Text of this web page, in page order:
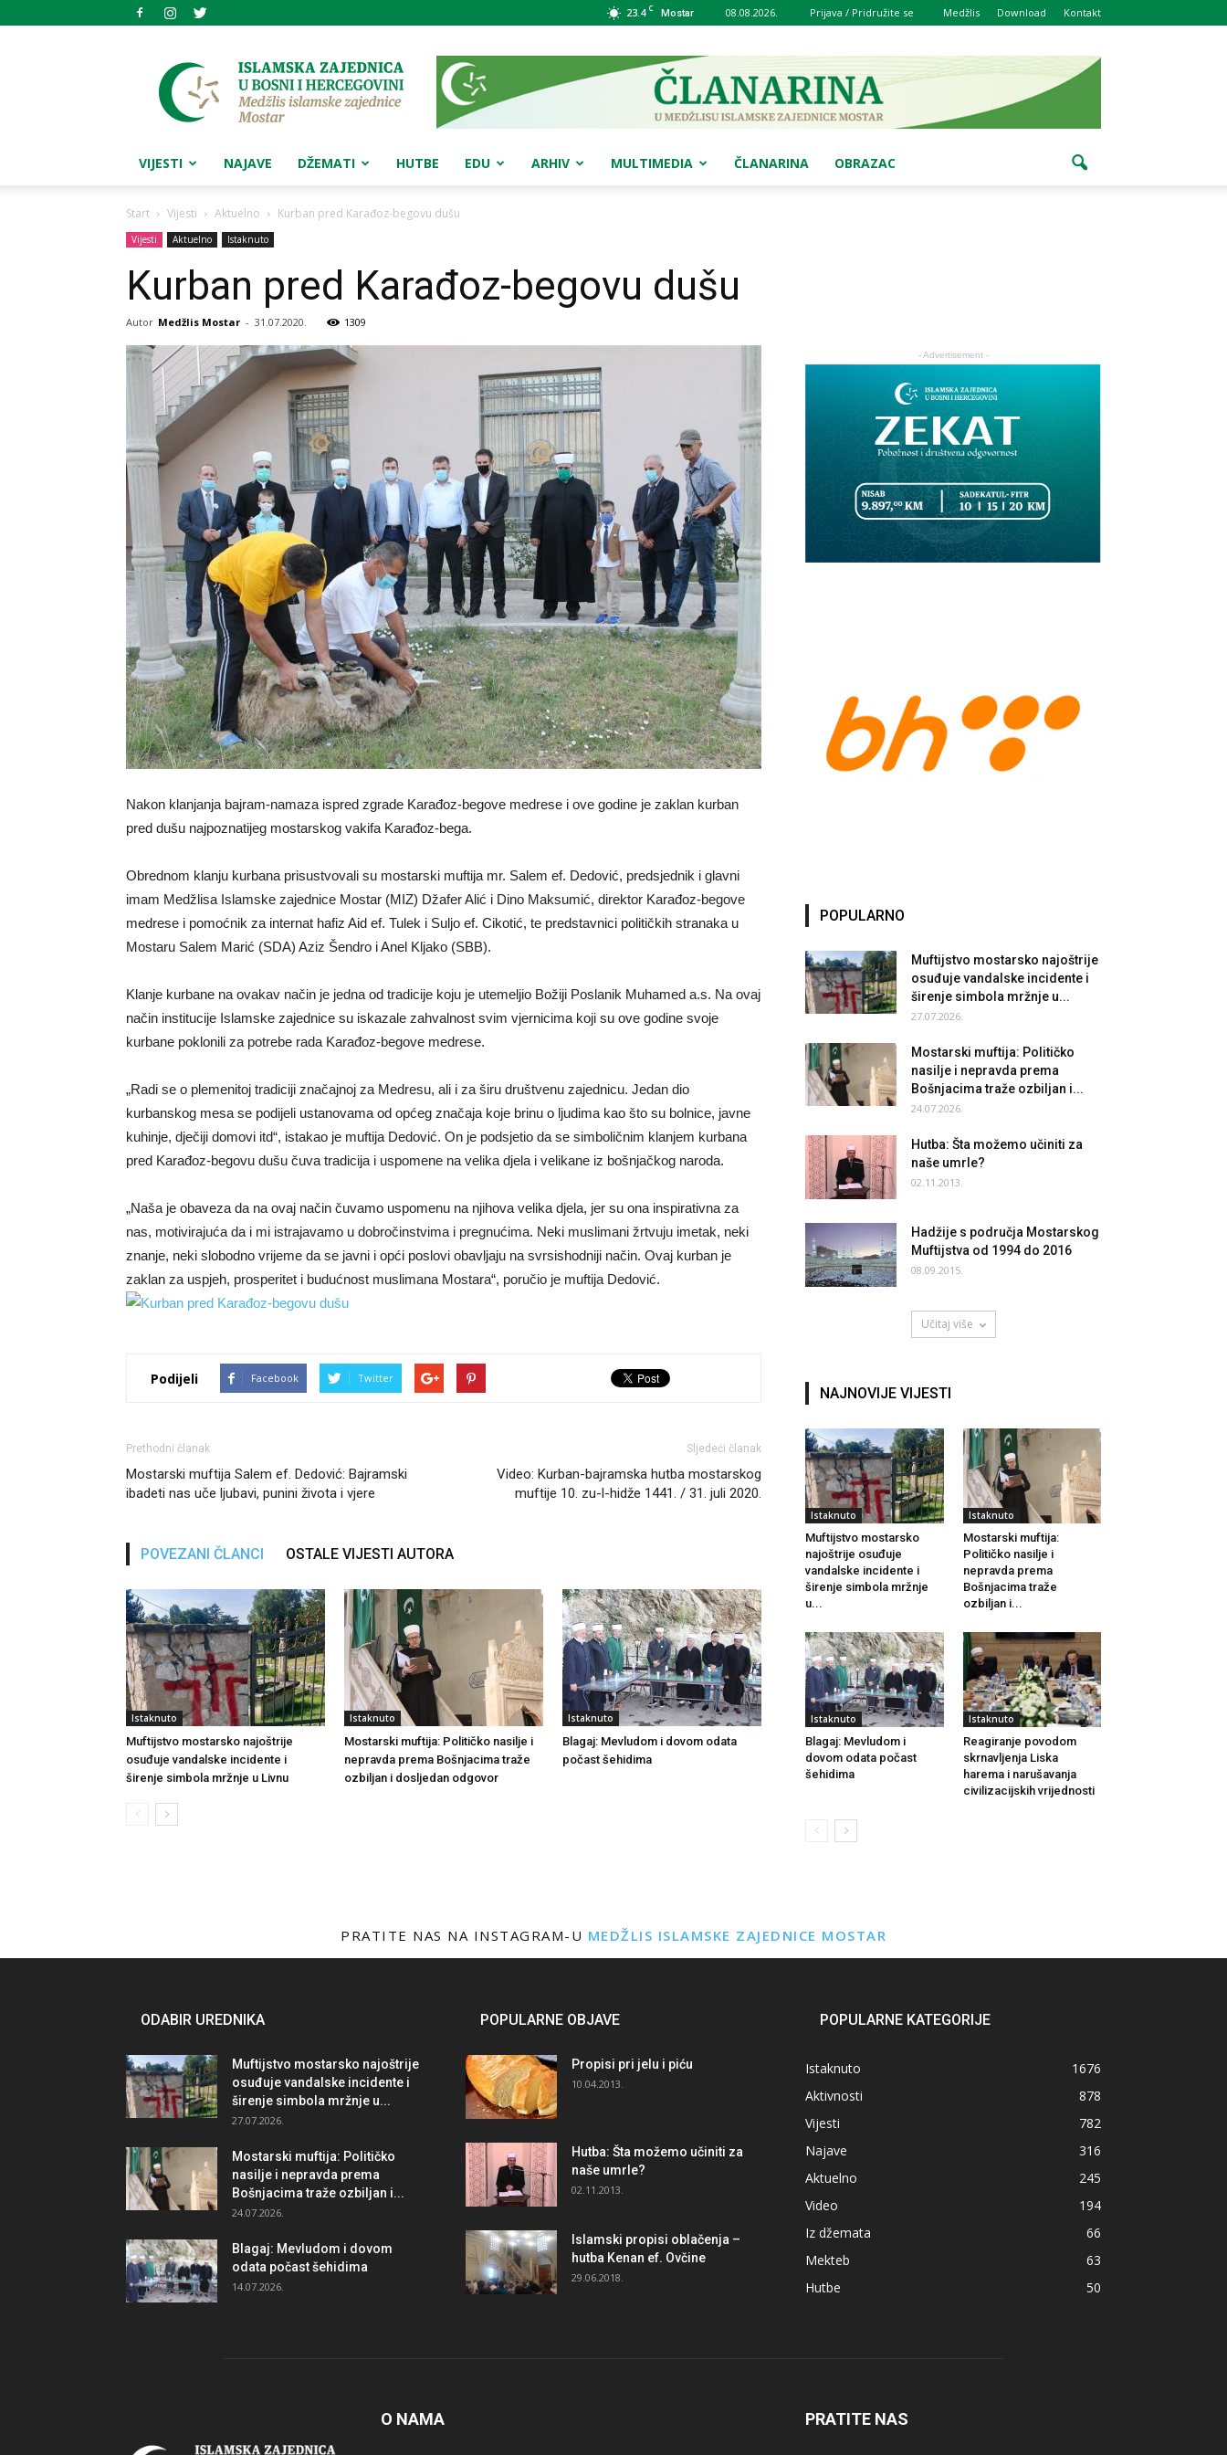
23.4 C Mostar 08.08.2026. Prijava / Pridružite se Medžlis Download Kontakt
Medžlis
islamske
zajednice
Mostar
VIJESTI NAJAVE DŽEMATI HUTBE EDU ARHIV MULTIMEDIA ČLANARINA OBRAZAC
Start Vijesti Aktuelno Kurban pred Karađoz-begovu dušu
Vijesti Aktuelno Istaknuto
Kurban pred Karađoz-begovu dušu
Autor Medžlis Mostar - 31.07.2020. 1309
Nakon klanjanja bajram-namaza ispred zgrade Karađoz-begove medrese i ove godine je zaklan kurban
pred dušu najpoznatijeg mostarskog vakifa Karađoz-bega.
Obrednom klanju kurbana prisustvovali su mostarski muftija mr. Salem ef. Dedović, predsjednik i glavni
imam Medžlisa Islamske zajednice Mostar (MIZ) Džafer Alić i Dino Maksumić, direktor Karađoz-begove
medrese i pomoćnik za internat hafiz Aid ef. Tulek i Suljo ef. Cikotić, te predstavnici političkih stranaka u
Mostaru Salem Marić (SDA) Aziz Šendro i Anel Kljako (SBB).
Klanje kurbane na ovakav način je jedna od tradicije koju je utemeljio Božiji Poslanik Muhamed a.s. Na ovaj
način institucije Islamske zajednice su iskazale zahvalnost svim vjernicima koji su ove godine svoje
kurbane poklonili za potrebe rada Karađoz-begove medrese.
„Radi se o plemenitoj tradiciji značajnoj za Medresu, ali i za širu društvenu zajednicu. Jedan dio
kurbanskog mesa se podijeli ustanovama od općeg značaja koje brinu o ljudima kao što su bolnice, javne
kuhinje, dječiji domovi itd“, istakao je muftija Dedović. On je podsjetio da se simboličnim klanjem kurbana
pred Karađoz-begovu dušu čuva tradicija i uspomene na velika djela i velikane iz bošnjačkog naroda.
„Naša je obaveza da na ovaj način čuvamo uspomenu na njihova velika djela, jer su ona inspirativna za
nas, motivirajuća da i mi istrajavamo u dobročinstvima i pregnućima. Neki muslimani žrtvuju imetak, neki
znanje, neki slobodno vrijeme da se javni i opći poslovi obavljaju na svrsishodniji način. Ovaj kurban je
zaklan za uspjeh, prosperitet i budućnost muslimana Mostara“, poručio je muftija Dedović.
Podijeli Facebook Twitter
Prethodni članak
Mostarski muftija Salem ef. Dedović: Bajramski
ibadeti nas uče ljubavi, punini života i vjere
Sljedeći članak
Video: Kurban-bajramska hutba mostarskog
muftije 10. zu-l-hidže 1441. / 31. juli 2020.
POVEZANI ČLANCI OSTALE VIJESTI AUTORA
Istaknuto
Muftijstvo mostarsko najoštrije
osuđuje vandalske incidente i
širenje simbola mržnje u Livnu
Istaknuto
Mostarski muftija: Političko nasilje i
nepravda prema Bošnjacima traže
ozbiljan i dosljedan odgovor
Istaknuto
Blagaj: Mevludom i dovom odata
počast šehidima
- Advertisement -
POPULARNO
Muftijstvo mostarsko najoštrije
osuđuje vandalske incidente i
širenje simbola mržnje u...
27.07.2026.
Mostarski muftija: Političko
nasilje i nepravda prema
Bošnjacima traže ozbiljan i...
24.07.2026.
Hutba: Šta možemo učiniti za
naše umrle?
02.11.2013.
Hadžije s područja Mostarskog
Muftijstva od 1994 do 2016
08.09.2015.
Učitaj više
NAJNOVIJE VIJESTI
Istaknuto
Muftijstvo mostarsko
najoštrije osuđuje
vandalske incidente i
širenje simbola mržnje
u...
Istaknuto
Mostarski muftija:
Političko nasilje i
nepravda prema
Bošnjacima traže
ozbiljan i...
Istaknuto
Blagaj: Mevludom i
dovom odata počast
šehidima
Istaknuto
Reagiranje povodom
skrnavljenja Liska
harema i narušavanja
civilizacijskih vrijednosti
PRATITE NAS NA INSTAGRAM-U MEDŽLIS ISLAMSKE ZAJEDNICE MOSTAR
ODABIR UREDNIKA
Muftijstvo mostarsko najoštrije
osuđuje vandalske incidente i
širenje simbola mržnje u...
27.07.2026.
Mostarski muftija: Političko
nasilje i nepravda prema
Bošnjacima traže ozbiljan i...
24.07.2026.
Blagaj: Mevludom i dovom
odata počast šehidima
14.07.2026.
POPULARNE OBJAVE
Propisi pri jelu i piću
10.04.2013.
Hutba: Šta možemo učiniti za
naše umrle?
02.11.2013.
Islamski propisi oblačenja –
hutba Kenan ef. Ovčine
29.06.2018.
POPULARNE KATEGORIJE
Istaknuto
1676
Aktivnosti
878
Vijesti
782
Najave
316
Aktuelno
245
Video
194
Iz džemata
66
Mekteb
63
Hutbe
50
O NAMA PRATITE NAS